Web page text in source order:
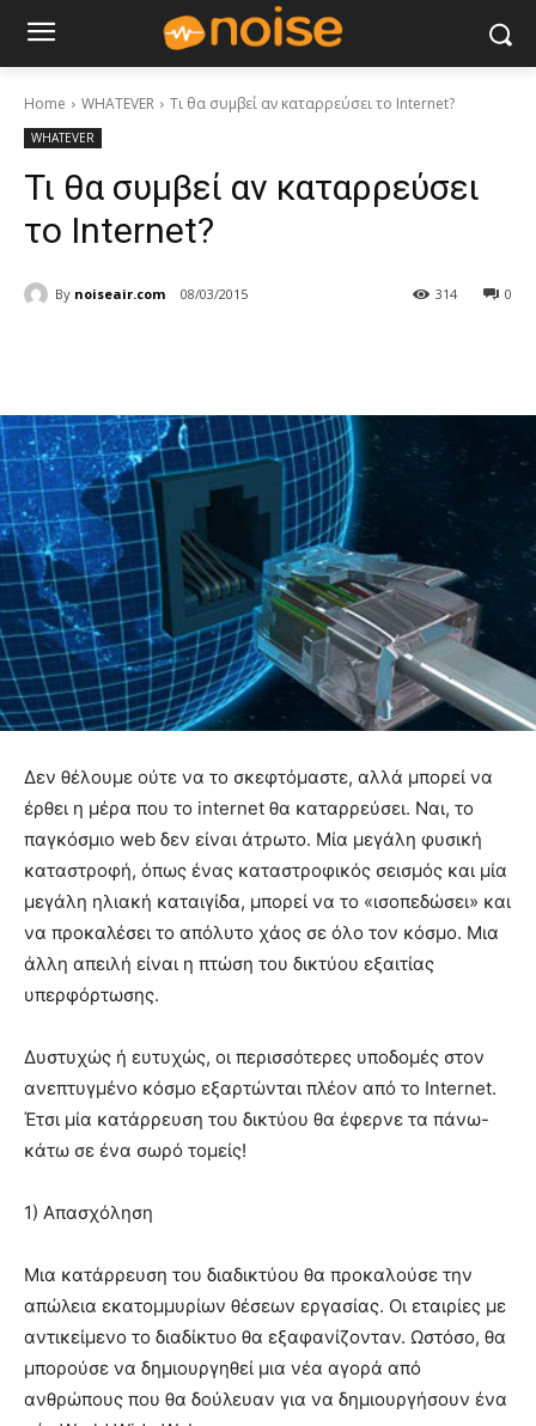
Home WHATEVER Τι θα συμβεί αν καταρρεύσει το Internet?
WHATEVER
Τι θα συμβεί αν καταρρεύσει
το Internet?
By noiseair.com 08/03/2015 0
314
Δεν θέλουμε ούτε να το σκεφτόμαστε, αλλά μπορεί να
έρθει η μέρα που το internet θα καταρρεύσει. Ναι, το
παγκόσμιο web δεν είναι άτρωτο. Μία μεγάλη φυσική
καταστροφή, όπως ένας καταστροφικός σεισμός και μία
μεγάλη ηλιακή καταιγίδα, μπορεί να το «ισοπεδώσει» και
να προκαλέσει το απόλυτο χάος σε όλο τον κόσμο. Μια
άλλη απειλή είναι η πτώση του δικτύου εξαιτίας
υπερφόρτωσης.
Δυστυχώς ή ευτυχώς, οι περισσότερες υποδομές στον
ανεπτυγμένο κόσμο εξαρτώνται πλέον από το Internet.
Έτσι μία κατάρρευση του δικτύου θα έφερνε τα πάνω-
κάτω σε ένα σωρό τομείς!
1) Απασχόληση
Μια κατάρρευση του διαδικτύου θα προκαλούσε την
απώλεια εκατομμυρίων θέσεων εργασίας. Οι εταιρίες με
αντικείμενο το διαδίκτυο θα εξαφανίζονταν. Ωστόσο, θα
μπορούσε να δημιουργηθεί μια νέα αγορά από
ανθρώπους που θα δούλευαν για να δημιουργήσουν ένα